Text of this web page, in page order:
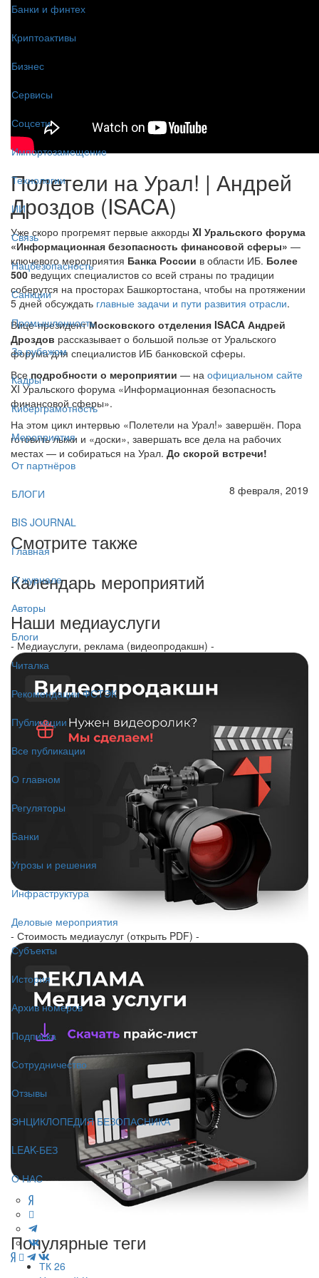
Банки и финтех
Криптоактивы
Бизнес
Сервисы
Соцсети
Импортозамещение
Технологии
ИИ
Связь
Нацбезопасность
Санкции
Промышленность
За рубежом
Кадры
Киберграмотность
Мероприятия
От партнёров
БЛОГИ
BIS JOURNAL
Главная
О журнале
Авторы
Блоги
Читалка
Рекомендации ФСТЭК
Публикации
Все публикации
О главном
Регуляторы
Банки
Угрозы и решения
Инфраструктура
Деловые мероприятия
Субъекты
История
Архив номеров
Подписка
Сотрудничество
Отзывы
ЭНЦИКЛОПЕДИЯ БЕЗОПАСНИКА
LEAK-БЕЗ
О НАС
Полетели на Урал! | Андрей
Дроздов (ISACA)
Уже скоро прогремят первые аккорды XI Уральского форума
«Информационная безопасность финансовой сферы» —
ключевого мероприятия Банка России в области ИБ. Более
500ведущих специалистов со всей страны по традиции
соберутся на просторах Башкортостана, чтобы на протяжении
5 дней обсуждать главные задачи и пути развития отрасли.
Вице-президентМосковского отделения ISACA Андрей
Дроздов рассказывает о большой пользе от Уральского
форума для специалистов ИБ банковской сферы.
Все подробности о мероприятии — на официальном сайте
XI Уральского форума «Информационная безопасность
финансовой сферы».
На этом цикл интервью «Полетели на Урал!» завершён. Пора
готовить лыжи и «доски», завершать все дела на рабочих
местах — и собираться на Урал. До скорой встречи!
8 февраля, 2019
Смотрите также
Календарь мероприятий
Наши медиауслуги
- Медиауслуги, реклама (видеопродакшн) -
- Стоимость медиауслуг (открыть PDF) -
Популярные теги
ТК 26